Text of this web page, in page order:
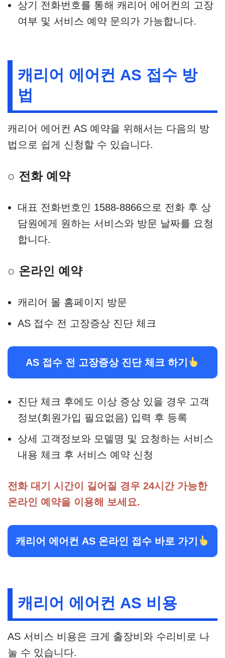
상기 전화번호를 통해 캐리어 에어컨의 고장
여부 및 서비스 예약 문의가 가능합니다.
캐리어 에어컨 AS 접수 방
법
캐리어 에어컨 AS 예약을 위해서는 다음의 방
법으로 쉽게 신청할 수 있습니다.
○ 전화 예약
대표 전화번호인 1588-8866으로 전화 후 상
담원에게 원하는 서비스와 방문 날짜를 요청
합니다.
○ 온라인 예약
캐리어 몰 홈페이지 방문
AS 접수 전 고장증상 진단 체크
AS 접수 전 고장증상 진단 체크 하기
진단 체크 후에도 이상 증상 있을 경우 고객
정보(회원가입 필요없음) 입력 후 등록
상세 고객정보와 모델명 및 요청하는 서비스
내용 체크 후 서비스 예약 신청
전화 대기 시간이 길어질 경우 24시간 가능한
온라인 예약을 이용해 보세요.
캐리어 에어컨 AS 온라인 접수 바로 가기
캐리어 에어컨 AS 비용
AS 서비스 비용은 크게 출장비와 수리비로 나
눌 수 있습니다.